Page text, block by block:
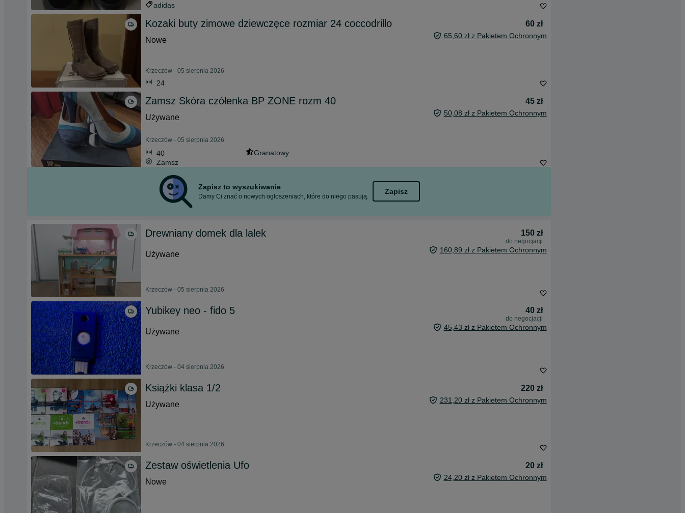
adidas
Kozaki buty zimowe dziewczęce rozmiar 24 coccodrillo
60 zł
Nowe
65,60 zł z Pakietem Ochronnym
Krzeczów - 05 sierpnia 2026
24
Zamsz Skóra czółenka BP ZONE rozm 40
45 zł
Używane
50,08 zł z Pakietem Ochronnym
Krzeczów - 05 sierpnia 2026
40
Granatowy
Zamsz
Zapisz to wyszukiwanie
Damy Ci znać o nowych ogłoszeniach, które do niego pasują.
Zapisz
Drewniany domek dla lalek 150 zł
do negocjacji
Używane 160,89 zł z Pakietem Ochronnym
Krzeczów - 05 sierpnia 2026
Yubikey neo - fido 5 40 zł
do negocjacji
Używane 45,43 zł z Pakietem Ochronnym
Krzeczów - 04 sierpnia 2026
Książki klasa 1/2
220 zł
Używane
231,20 zł z Pakietem Ochronnym
Krzeczów - 04 sierpnia 2026
Zestaw oświetlenia Ufo
20 zł
Nowe
24,20 zł z Pakietem Ochronnym